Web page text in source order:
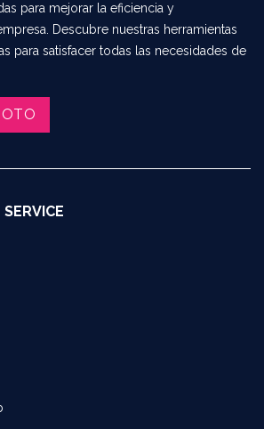
para mejorar la eficiencia y
Descubre nuestras herramientas
para satisfacer todas las necesidades de